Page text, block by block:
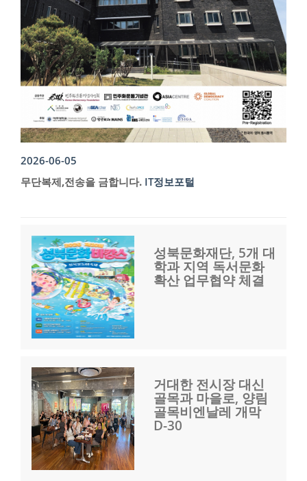
2026-06-05
무단복제,전송을 금합니다. IT정보포털
성북문화재단, 5개 대
학과 지역 독서문화
확산 업무협약 체결
거대한 전시장 대신
골목과 마을로, 양림
골목비엔날레 개막
D-30